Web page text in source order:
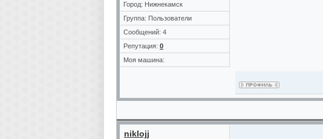
Город: Нижнекамск
Группа: Пользователи
Сообщений: 4
Репутация: 0
Моя машина:
niklojj